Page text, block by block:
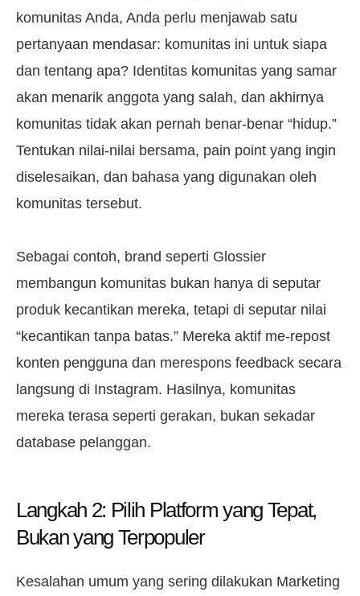
komunitas Anda, Anda perlu menjawab satu
pertanyaan mendasar: komunitas ini untuk siapa
dan tentang apa? Identitas komunitas yang samar
akan menarik anggota yang salah, dan akhirnya
komunitas tidak akan pernah benar-benar “hidup.”
Tentukan nilai-nilai bersama, pain point yang ingin
diselesaikan, dan bahasa yang digunakan oleh
komunitas tersebut.
Sebagai contoh, brand seperti Glossier
membangun komunitas bukan hanya di seputar
produk kecantikan mereka, tetapi di seputar nilai
“kecantikan tanpa batas.” Mereka aktif me-repost
konten pengguna dan merespons feedback secara
langsung di Instagram. Hasilnya, komunitas
mereka terasa seperti gerakan, bukan sekadar
database pelanggan.
Langkah 2: Pilih Platform yang Tepat,
Bukan yang Terpopuler
Kesalahan umum yang sering dilakukan Marketing